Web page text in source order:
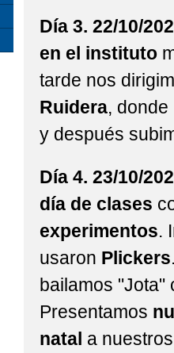
Día 3. 22/10/
en el instituto
tarde nos
Ruidera,
y después
Día 4. 23/10/
día de clases
experimentos.
usaron Plickers
bailamos "Jota"
Presentamos
natal a